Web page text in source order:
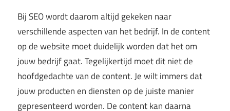
Bij SEO wordt daarom altijd gekeken naar
verschillende aspecten van het bedrijf. In de content
op de website moet duidelijk worden dat het om
jouw bedrijf gaat. Tegelijkertijd moet dit niet de
hoofdgedachte van de content. Je wilt immers dat
jouw producten en diensten op de juiste manier
gepresenteerd worden. De content kan daarna